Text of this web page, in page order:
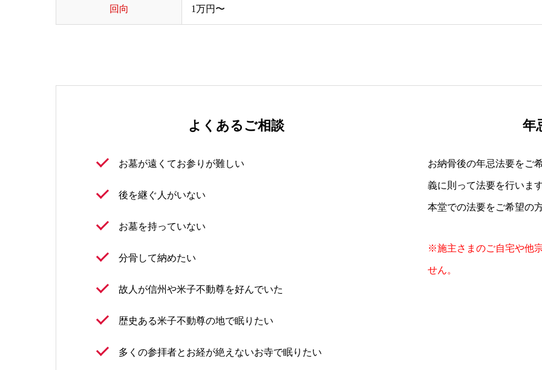
回向 1万円〜
よくあるご相談
お墓が遠くてお参りが難しい
後を継ぐ人がいない
お墓を持っていない
分骨して納めたい
故人が信州や米子不動尊を好んでいた
歴史ある米子不動尊の地で眠りたい
多くの参拝者とお経が絶えないお寺で眠りたい
年
お納骨後の年忌法要をご
義に則って法要を行いま
本堂での法要をご希望の
※施主さまのご自宅や他
せん。